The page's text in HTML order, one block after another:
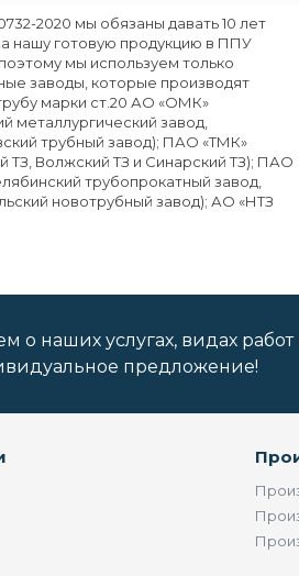
2020 мы обязаны давать 10 лет
нашу готовую продукцию в ППУ
мы используем только
заводы, которые производят
марки ст.20 АО «ОМК»
металлургический завод,
трубный завод); ПАО «ТМК»
ТЗ, Волжский ТЗ и Синарский ТЗ); ПАО
трубопрокатный завод,
новотрубный завод); АО «НТЗ
о наших услугах, видах
предложение!